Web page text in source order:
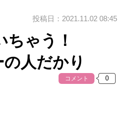
投稿日：2021.11.02 08:45
ちゃう！
人だかり
コメント